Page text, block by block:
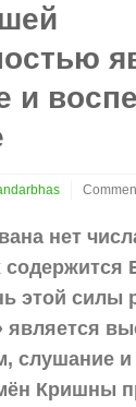
и
и
Кришне
нет
этой силы
является
слушание и
Кришны